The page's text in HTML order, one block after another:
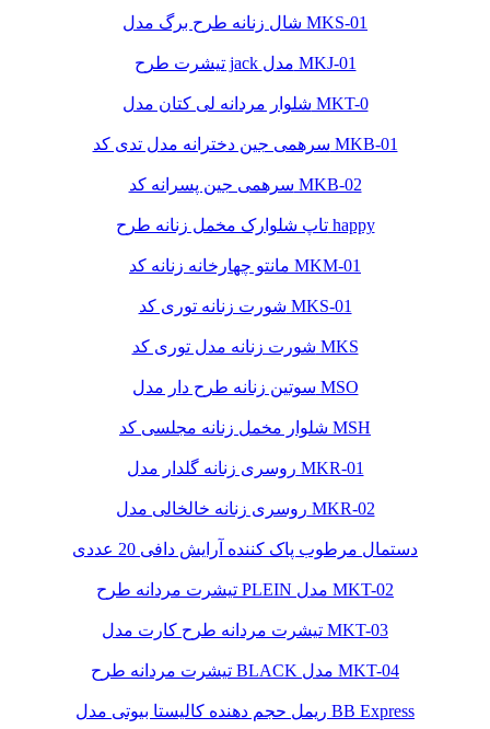
شال زنانه طرح برگ مدل MKS-01
تیشرت طرح jack مدل MKJ-01
شلوار مردانه لی کتان مدل MKT-0
سرهمی جین دخترانه مدل تدی کد MKB-01
سرهمی جین پسرانه کد MKB-02
تاپ شلوارک مخمل زنانه طرح happy
مانتو چهارخانه زنانه کد MKM-01
شورت زنانه توری کد MKS-01
شورت زنانه مدل توری کد MKS
سوتین زنانه طرح دار مدل MSO
شلوار مخمل زنانه مجلسی کد MSH
روسری زنانه گلدار مدل MKR-01
روسری زنانه خالخالی مدل MKR-02
دستمال مرطوب پاک کننده آرایش دافی 20 عددی
تیشرت مردانه طرح PLEIN مدل MKT-02
تیشرت مردانه طرح کارت مدل MKT-03
تیشرت مردانه طرح BLACK مدل MKT-04
ریمل حجم دهنده کالیستا بیوتی مدل BB Express